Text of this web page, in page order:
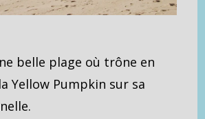
belle plage où trône en
Yellow Pumpkin sur sa